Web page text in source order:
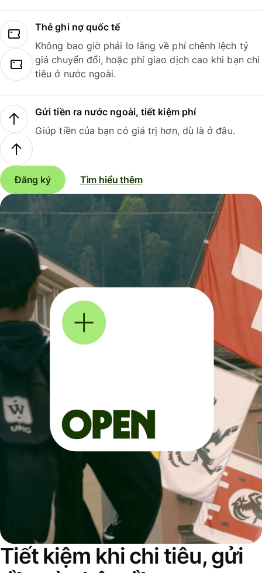
Thẻ ghi nợ quốc tế
Không bao giờ phải lo lắng về phí chênh lệch tỷ
giá chuyển đổi, hoặc phí giao dịch cao khi bạn chi
tiêu ở nước ngoài.
Gửi tiền ra nước ngoài, tiết kiệm phí
Giúp tiền của bạn có giá trị hơn, dù là ở đâu.
Đăng ký Tìm hiểu thêm
Tiết kiệm khi chi tiêu, gửi